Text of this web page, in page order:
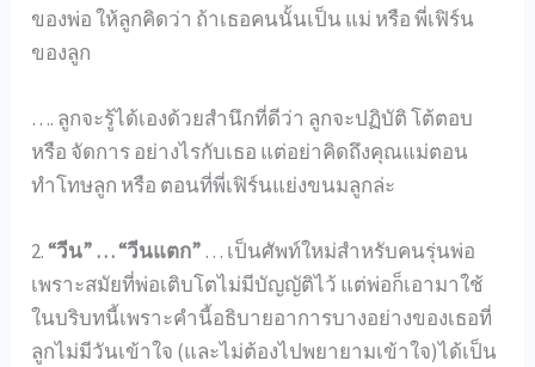
ของพ่อ ให้ลูกคิดว่า ถ้าเธอคนนั้นเป็น แม่ หรือ พี่เฟิร์น
ของลูก
…. ลูกจะรู้ได้เองด้วยสำนึกที่ดีว่า ลูกจะปฏิบัติ โต้ตอบ
หรือ จัดการ อย่างไรกับเธอ แต่อย่าคิดถึงคุณแม่ตอน
ทำโทษลูก หรือ ตอนที่พี่เฟิร์นแย่งขนมลูกล่ะ
2.“วีน” … “วีนแตก”… เป็นศัพท์ใหม่สำหรับคนรุ่นพ่อ
เพราะสมัยที่พ่อเติบโตไม่มีบัญญัติไว้ แต่พ่อก็เอามาใช้
ในบริบทนี้เพราะคำนี้อธิบายอาการบางอย่างของเธอที่
ลูกไม่มีวันเข้าใจ (และไม่ต้องไปพยายามเข้าใจ)ได้เป็น